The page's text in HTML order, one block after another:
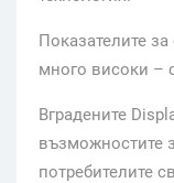
Показателите
много високи –
Вградените
възможностите
потребителите